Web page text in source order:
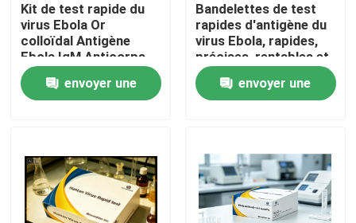
Maison
Produits
Visite de l'usine
Kit de test rapide du
virus Ebola Or
colloïdal Antigène
Ebola IgM Anticorps
Cassette de test de
diagnostic pour le
dépistage d'urgence
envoyer une
Bandelettes de test
rapides d'antigène du
virus Ebola, rapides,
précises, rentables et
personnalisables Ne
fonctionnant pas en
machine avec la
envoyer une